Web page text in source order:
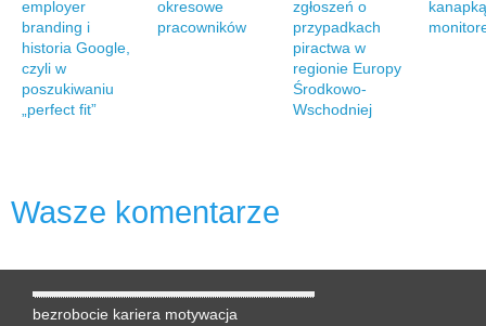
employer
branding i
historia Google,
czyli w
poszukiwaniu
„perfect fit”
okresowe
pracowników
zgłoszeń o
przypadkach
piractwa w
regionie Europy
Środkowo-
Wschodniej
Wasze komentarze
bezrobocie kariera motywacja